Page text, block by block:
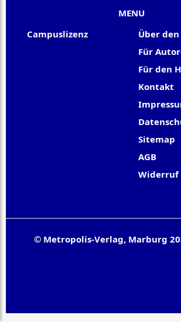
MENU
Campuslizenz
Über
Für
Für den
Kontakt
Sitemap
AGB
Widerruf
© Metropolis-Verlag, Marburg